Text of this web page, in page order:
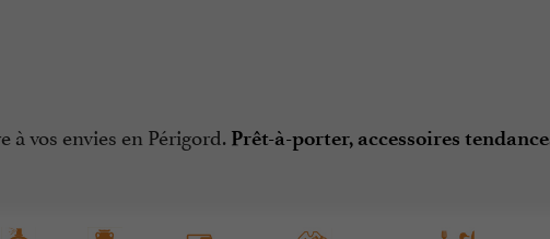
vos envies en Périgord. Prêt-à-porter, accessoires